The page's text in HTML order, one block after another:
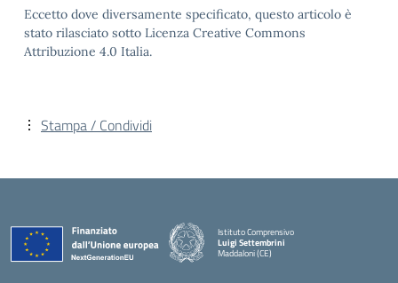
Eccetto dove diversamente specificato, questo articolo è
stato rilasciato sotto Licenza Creative Commons
Attribuzione 4.0 Italia.
Stampa / Condividi
Istituto Comprensivo
Luigi Settembrini
Maddaloni (CE)